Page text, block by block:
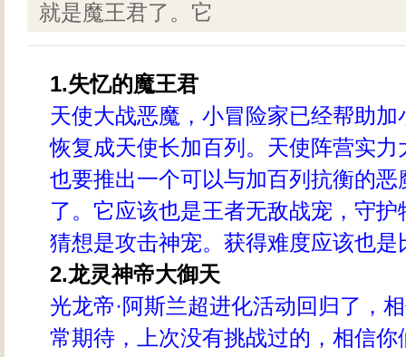
就是魔王君了。它
1.失忆的魔王君
天使大战恶魔，小冒险家已经帮助加
恢复成天使长加百列。天使阵营实力
也要推出一个可以与加百列抗衡的恶
了。它应该也是王者无敌战宠，守护
猜想是攻击神宠。获得难度应该也是
2.龙灵神帝大御天
光龙帝·阿斯兰超进化活动回归了，
常期待，上次没有挑战过的，相信你